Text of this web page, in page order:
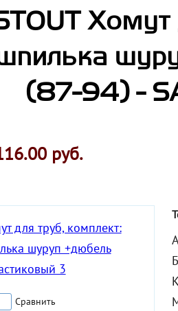
Хомут
(87-94) -
руб.
Сравнить